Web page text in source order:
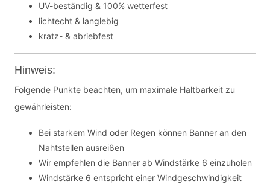
UV-beständig & 100% wetterfest
lichtecht & langlebig
kratz- & abriebfest
Hinweis:
Folgende Punkte beachten, um maximale Haltbarkeit zu
gewährleisten:
Bei starkem Wind oder Regen können Banner an den
Nahtstellen ausreißen
Wir empfehlen die Banner ab Windstärke 6 einzuholen
Windstärke 6 entspricht einer Windgeschwindigkeit